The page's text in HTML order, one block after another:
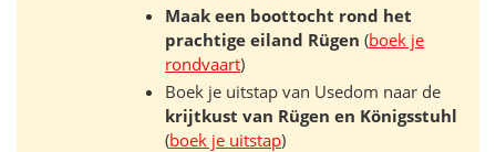
Maak een boottocht rond het
prachtige eiland Rügen (boek je
rondvaart)
Boek je uitstap van Usedom naar de
krijtkust van Rügen en Königsstuhl
(boek je uitstap)